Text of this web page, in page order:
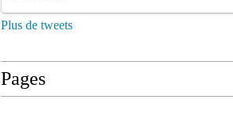
Plus de tweets
Pages